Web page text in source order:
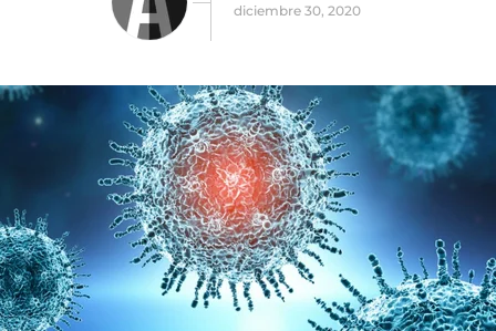
diciembre 30, 2020